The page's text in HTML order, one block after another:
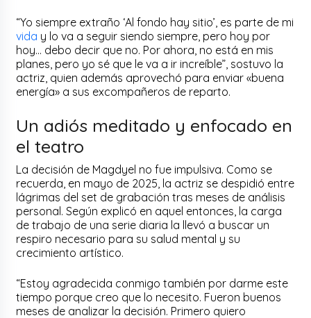
“Yo siempre extraño ‘Al fondo hay sitio’, es parte de mi
vida y lo va a seguir siendo siempre, pero hoy por
hoy… debo decir que no. Por ahora, no está en mis
planes, pero yo sé que le va a ir increíble”, sostuvo la
actriz, quien además aprovechó para enviar «buena
energía» a sus excompañeros de reparto.
Un adiós meditado y enfocado en
el teatro
La decisión de Magdyel no fue impulsiva. Como se
recuerda, en mayo de 2025, la actriz se despidió entre
lágrimas del set de grabación tras meses de análisis
personal. Según explicó en aquel entonces, la carga
de trabajo de una serie diaria la llevó a buscar un
respiro necesario para su salud mental y su
crecimiento artístico.
“Estoy agradecida conmigo también por darme este
tiempo porque creo que lo necesito. Fueron buenos
meses de analizar la decisión. Primero quiero